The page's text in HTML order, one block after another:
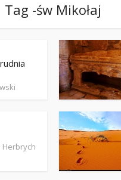
Tag -św Mikołaj
i Ty – 29 grudnia
ks. Stefan Radziszewski